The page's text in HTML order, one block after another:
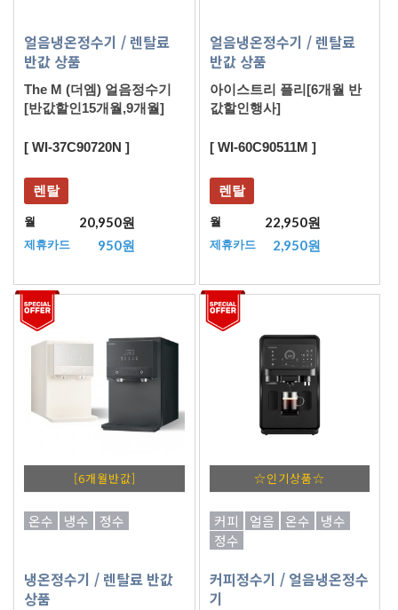
얼음냉온정수기 / 렌탈료
반값 상품
The M (더엠) 얼음정수기
[반값할인15개월,9개월]
[ WI-37C90720N ]
렌탈
월 20,950원
제휴카드 950원
얼음냉온정수기 / 렌탈료
반값 상품
아이스트리 플리[6개월 반
값할인행사]
[ WI-60C90511M ]
렌탈
월 22,950원
제휴카드 2,950원
[6개월반값]
온수 냉수 정수
냉온정수기 / 렌탈료 반값
상품
☆인기상품☆
커피 얼음 온수
냉수
정수
커피정수기 / 얼음냉온정수
기